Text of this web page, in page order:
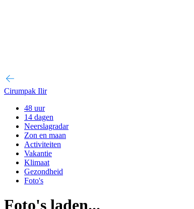
Cirumpak Ilir
48 uur
14 dagen
Neerslagradar
Zon en maan
Activiteiten
Vakantie
Klimaat
Gezondheid
Foto's
Foto's laden...